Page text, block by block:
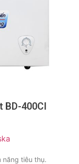
400CI
năng tiêu thụ.